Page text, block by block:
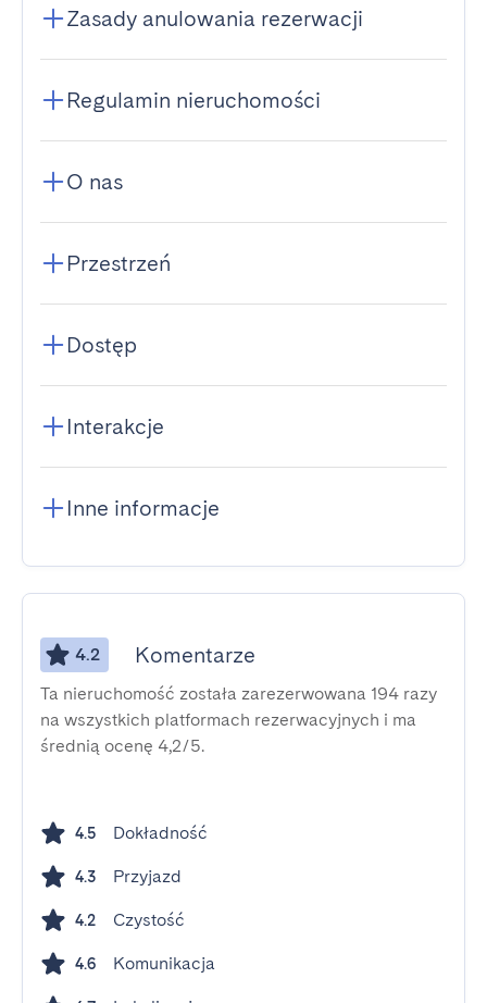
Zasady anulowania rezerwacji
Regulamin nieruchomości
O nas
Przestrzeń
Dostęp
Interakcje
Inne informacje
4.2 Komentarze
Ta nieruchomość została zarezerwowana 194 razy
na wszystkich platformach rezerwacyjnych i ma
średnią ocenę 4,2/5.
4.5 Dokładność
4.3 Przyjazd
4.2 Czystość
4.6 Komunikacja